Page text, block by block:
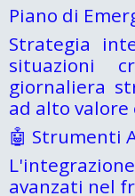
Piano di
Strategia
situazioni
giornaliera
ad alto valore
🤖 Strumenti
avanzati nel